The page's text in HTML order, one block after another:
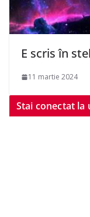
E scris în
11 martie 2024
Stai conectat la